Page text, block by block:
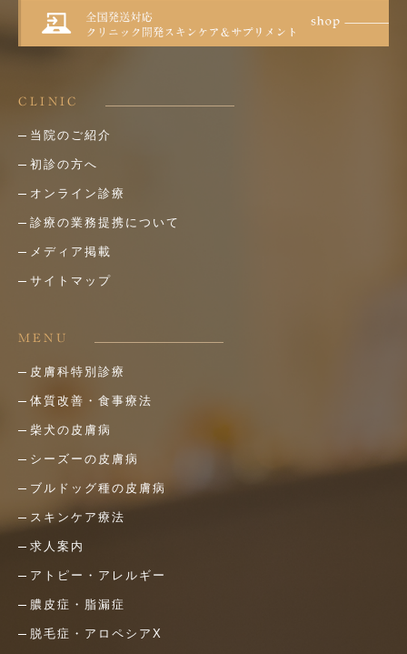
CLINIC
当院のご紹介
初診の方へ
オンライン診療
診療の業務提携について
メディア掲載
サイトマップ
MENU
皮膚科特別診療
体質改善・食事療法
柴犬の皮膚病
シーズーの皮膚病
ブルドッグ種の皮膚病
スキンケア療法
求人案内
アトピー・アレルギー
膿皮症・脂漏症
脱毛症・アロペシアX